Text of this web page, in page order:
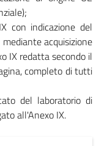
con indicazione del
acquisizione
IX redatta secondo il
completo di tutti
del laboratorio di
all'Anexo IX.